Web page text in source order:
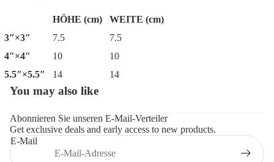
HÖHE (cm)
WEITE (cm)
3″×3″
7.5
7.5
4″×4″
10
10
5.5″×5.5″
14 14
You may also like
Abonnieren Sie unseren E-Mail-Verteiler
Get exclusive deals and early access to new products.
E-Mail
Datenschutzerklärung
AGB
Impressum